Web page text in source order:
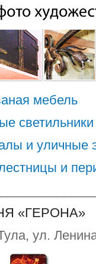
мебель
светильники
и уличные
и
«ГЕРОНА»
ул.